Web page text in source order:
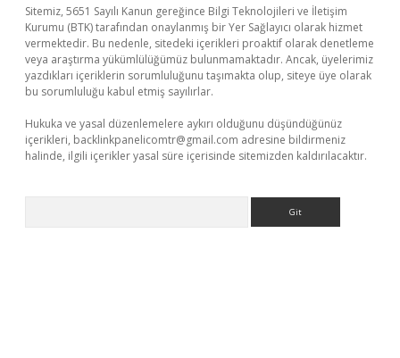
Sitemiz, 5651 Sayılı Kanun gereğince Bilgi Teknolojileri ve İletişim
Kurumu (BTK) tarafından onaylanmış bir Yer Sağlayıcı olarak hizmet
vermektedir. Bu nedenle, sitedeki içerikleri proaktif olarak denetleme
veya araştırma yükümlülüğümüz bulunmamaktadır. Ancak, üyelerimiz
yazdıkları içeriklerin sorumluluğunu taşımakta olup, siteye üye olarak
bu sorumluluğu kabul etmiş sayılırlar.
Hukuka ve yasal düzenlemelere aykırı olduğunu düşündüğünüz
içerikleri, backlinkpanelicomtr@gmail.com adresine bildirmeniz
halinde, ilgili içerikler yasal süre içerisinde sitemizden kaldırılacaktır.